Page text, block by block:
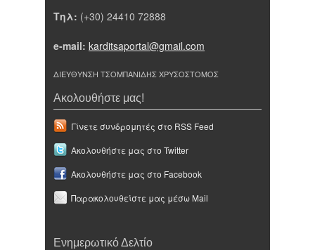
Τηλ: (+30) 24410 72888
e-mail: karditsaportal@gmail.com
ΔΙΕΥΘΥΝΣΗ ΤΣΟΜΠΑΝΙΔΗΣ ΧΡΥΣΟΣΤΟΜΟΣ
Ακολουθήστε μας!
Γίνετε συνδρομητές στο RSS Feed
Ακολουθήστε μας στο Twitter
Ακολουθήστε μας στο Facebook
Παρακολουθείστε μας μέσω Mail
Ενημερωτικό Δελτίο